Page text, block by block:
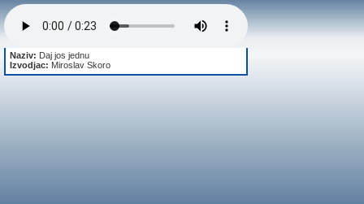
Naziv: Daj jos jednu
Izvodjac: Miroslav Skoro